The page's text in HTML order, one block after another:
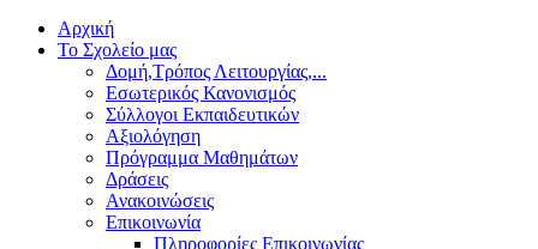
Αρχική
Το Σχολείο μας
Δομή,Τρόπος Λειτουργίας,...
Εσωτερικός Κανονισμός
Σύλλογοι Εκπαιδευτικών
Αξιολόγηση
Πρόγραμμα Μαθημάτων
Δράσεις
Ανακοινώσεις
Επικοινωνία
Πληροφορίες Επικοινωνίας